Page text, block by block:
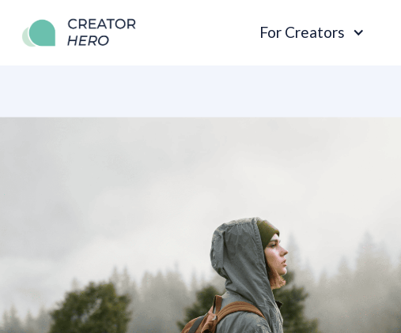
For Creators